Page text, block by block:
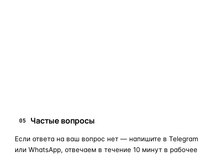
05 Частые вопросы
Если ответа на ваш вопрос нет — напишите в Telegram
или WhatsApp, отвечаем в течение 10 минут в рабочее